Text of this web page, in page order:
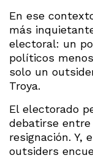
En ese
más
electoral: un
políticos
solo un
Troya.
El electorado
debatirse
resignación. Y,
outsiders